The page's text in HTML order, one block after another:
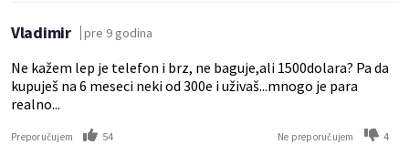
Vladimir pre 9 godina
Ne kažem lep je telefon i brz, ne baguje,ali 1500dolara? Pa da
kupuješ na 6 meseci neki od 300e i uživaš...mnogo je para
realno...
Preporučujem 54 Ne preporučujem 4